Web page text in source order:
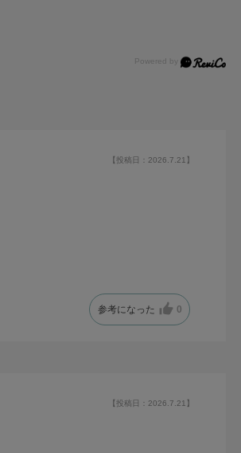
【投稿日：2026.7.21】
参考になった 0
【投稿日：2026.7.21】